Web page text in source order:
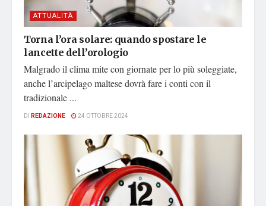
ATTUALITÀ
Torna l’ora solare: quando spostare le
lancette dell’orologio
Malgrado il clima mite con giornate per lo più soleggiate,
anche l’arcipelago maltese dovrà fare i conti con il
tradizionale ...
DI REDAZIONE 24 OTTOBRE 2024